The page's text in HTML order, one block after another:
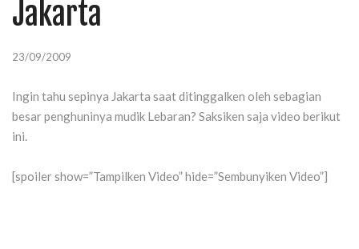
Jakarta
23/09/2009
Ingin tahu sepinya Jakarta saat ditinggalken oleh sebagian
besar penghuninya mudik Lebaran? Saksiken saja video berikut
ini.
[spoiler show=”Tampilken Video” hide=”Sembunyiken Video”]